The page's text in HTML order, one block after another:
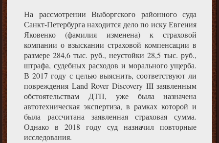
На рассмотрении Выборгского районного суда
Санкт-Петербурга находится дело по иску Евгения
Яковенко (фамилия изменена) к страховой
компании о взыскании страховой компенсации в
размере 284,6 тыс. руб., неустойки 28,5 тыс. руб.,
штрафа, судебных расходов и морального ущерба.
В 2017 году с целью выяснить, соответствуют ли
повреждения Land Rover Discovery III заявленным
обстоятельствам ДТП, уже была назначена
автотехническая экспертиза, в рамках которой и
была рассчитана заявленная страховая сумма.
Однако в 2018 году суд назначил повторные
исследования.